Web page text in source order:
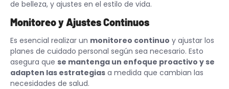
de belleza, y ajustes en el estilo de vida.
Monitoreo y Ajustes Continuos
Es esencial realizar un monitoreo continuo y ajustar los
planes de cuidado personal según sea necesario. Esto
asegura que se mantenga un enfoque proactivo y se
adapten las estrategias a medida que cambian las
necesidades de salud.